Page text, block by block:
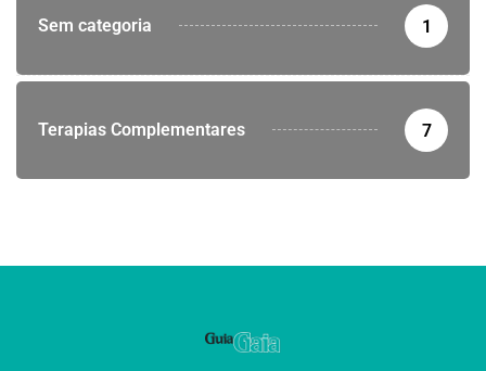
Sem categoria 1
Terapias Complementares 7